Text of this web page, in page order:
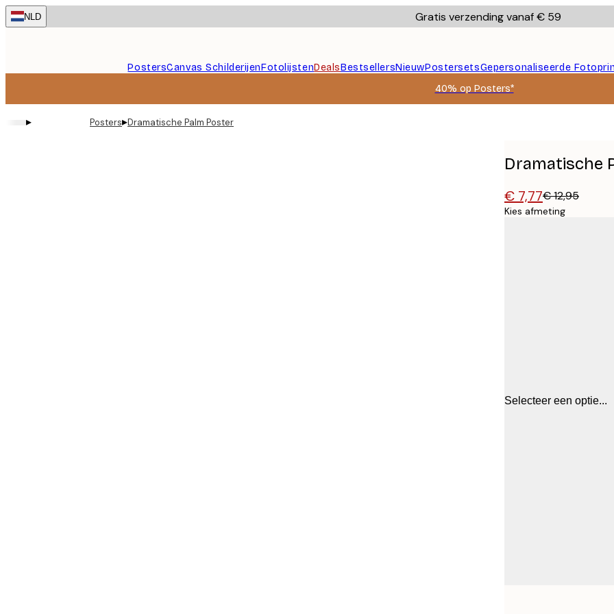
Skip
to
NLD Gratis verzending vanaf € 59
PostersCanvas SchilderijenFotolijstenDealsBestsellersNieuwPostersetsGepersonaliseerde
40% op Posters*
▸ Posters▸Dramatische Palm Poster
Dramatische
€ 7,77€ 12,95
Kies afmeting
Selecteer een optie...